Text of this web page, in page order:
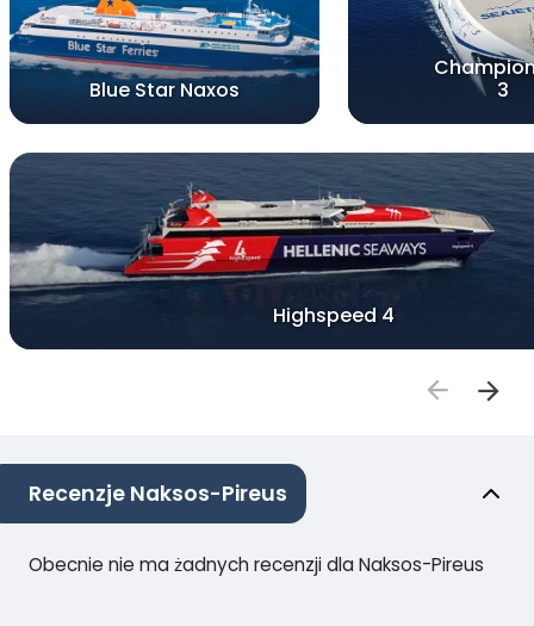
Blue Star Naxos
3
Highspeed 4
Recenzje Naksos-Pireus
Obecnie nie ma żadnych recenzji dla Naksos-Pireus